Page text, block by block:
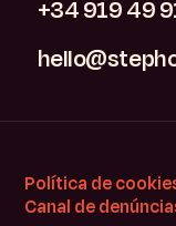
+34 919 49
Política de
Canal de